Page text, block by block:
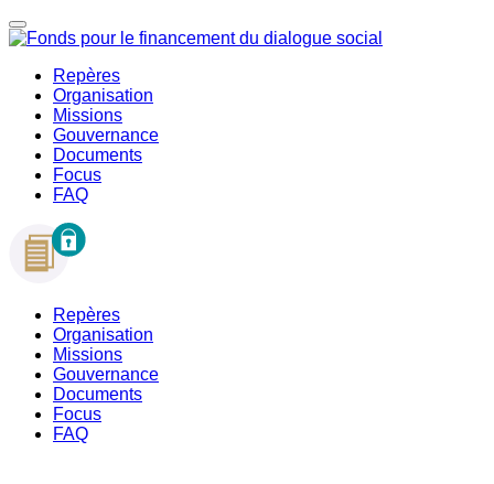
Repères
Organisation
Missions
Gouvernance
Documents
Focus
FAQ
Repères
Organisation
Missions
Gouvernance
Documents
Focus
FAQ